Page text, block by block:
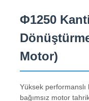
Φ1250
Motor)
Yüksek
bağımsız motor